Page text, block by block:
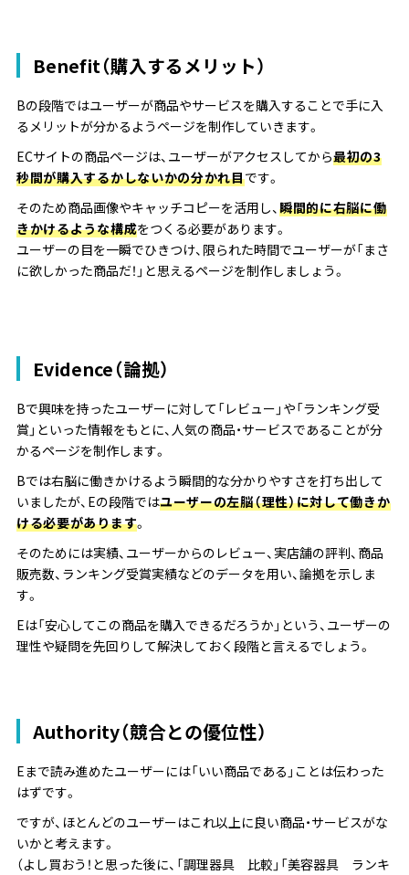
Benefit（購入するメリット）
Bの段階ではユーザーが商品やサービスを購入することで手に入
るメリットが分かるようページを制作していきます。
ECサイトの商品ページは、ユーザーがアクセスしてから最初の3
秒間が購入するかしないかの分かれ目です。
そのため商品画像やキャッチコピーを活用し、 瞬間的に右脳に働
きかけるような構成をつくる必要があります。
ユーザーの目を一瞬でひきつけ、 限られた時間でユーザーが「まさ
に欲しかった商品だ！」と思えるページを制作しましょう。
Evidence（論拠）
Bで興味を持ったユーザーに対して 「レビュー」や「ランキング受
賞 」といった情報をもとに、人気の商品・サービスであることが分
かるページを制作します。
Bでは右脳に働きかけるよう瞬間的な分かりやすさを打ち出して
いましたが、Eの段階ではユーザーの左脳（理性）に対して働きか
ける必要があります。
そのためには実績、ユーザーからのレビュー、実店舗の評判、商品
販売数、ランキング受賞実績などのデータを用い、論拠を示しま
す。
Eは「安心してこの商品を購入できるだろうか」という、ユーザーの
理性や疑問を先回りして解決しておく段階と言えるでしょう。
Authority（競合との優位性）
Eまで読み進めたユーザーには「いい商品である」ことは伝わった
はずです。
ですが、ほとんどのユーザーはこれ以上に良い商品・サービスがな
いかと考えます。
（よし買おう！と思った後に、「調理器具 比較」「美容器具 ランキ